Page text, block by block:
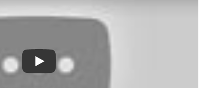
Play